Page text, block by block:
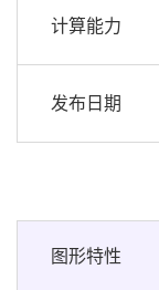
计算能力
发布日期
图形特性